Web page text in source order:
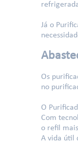
Já o
Os
no
O
Com
o refil
A vida útil